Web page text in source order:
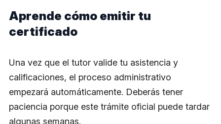
Aprende cómo emitir tu
certificado
Una vez que el tutor valide tu asistencia y
calificaciones, el proceso administrativo
empezará automáticamente. Deberás tener
paciencia porque este trámite oficial puede tardar
algunas semanas.